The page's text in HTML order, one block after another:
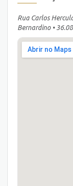
Rua Carlos
Bernardino •